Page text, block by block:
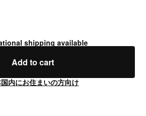
shipping available
Add to cart
国内にお住まいの方向け